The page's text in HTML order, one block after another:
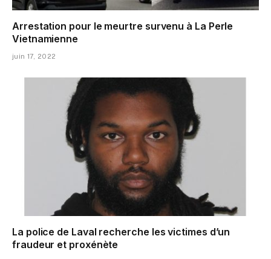
Arrestation pour le meurtre survenu à La Perle
Vietnamienne
juin 17, 2022
La police de Laval recherche les victimes d’un
fraudeur et proxénète